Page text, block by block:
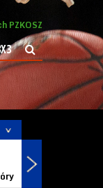
PZKOSZ
---